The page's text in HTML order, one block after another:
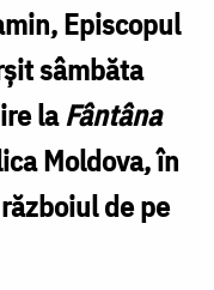
Episcopul
sâmbăta
laFântâna
Moldova, în
de pe